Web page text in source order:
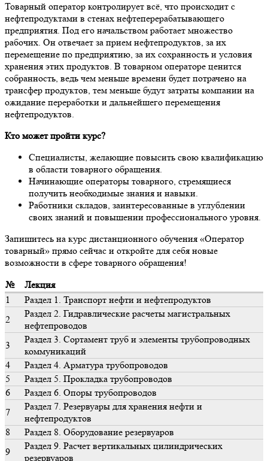
Товарный оператор контролирует всё, что происходит с
нефтепродуктами в стенах нефтеперерабатывающего
предприятия. Под его начальством работает множество
рабочих. Он отвечает за прием нефтепродуктов, за их
перемещение по предприятию, за их сохранность и условия
хранения этих продуктов. В товарном операторе ценится
собранность, ведь чем меньше времени будет потрачено на
трансфер продуктов, тем меньше будут затраты компании на
ожидание переработки и дальнейшего перемещения
нефтепродуктов.
Кто может пройти курс?
Специалисты, желающие повысить свою квалификацию
в области товарного обращения.
Начинающие операторы товарного, стремящиеся
получить необходимые знания и навыки.
Работники складов, заинтересованные в углублении
своих знаний и повышении профессионального уровня.
Запишитесь на курс дистанционного обучения «Оператор
товарный» прямо сейчас и откройте для себя новые
возможности в сфере товарного обращения!
№
Лекция
1
Раздел 1. Транспорт нефти и нефтепродуктов
2
Раздел 2. Гидравлические расчеты магистральных
нефтепроводов
3
Раздел 3. Сортамент труб и элементы трубопроводных
коммуникаций
4
Раздел 4. Арматура трубопроводов
5
Раздел 5. Прокладка трубопроводов
6
Раздел 6. Опоры трубопроводов
7
Раздел 7. Резервуары для хранения нефти и
нефтепродуктов
8
Раздел 8. Оборудование резервуаров
9
Раздел 9. Расчет вертикальных цилиндрических
резервуаров